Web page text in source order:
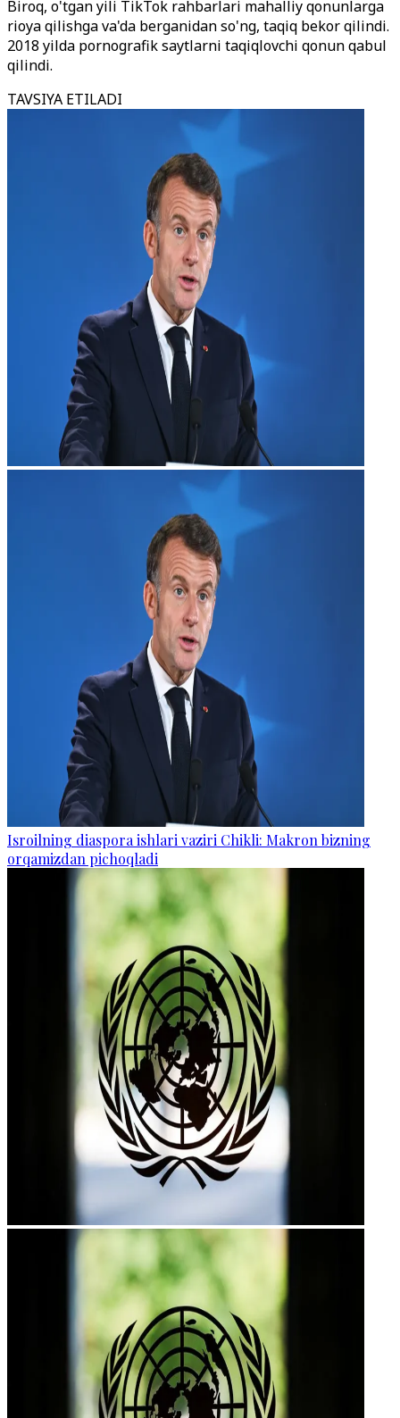
Biroq, o'tgan yili TikTok rahbarlari mahalliy qonunlarga
rioya qilishga va'da berganidan so'ng, taqiq bekor qilindi.
2018 yilda pornografik saytlarni taqiqlovchi qonun qabul
qilindi.
TAVSIYA ETILADI
Isroilning diaspora ishlari vaziri Chikli: Makron bizning
orqamizdan pichoqladi